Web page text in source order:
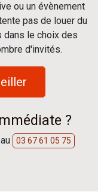
ou un évènement
pas de louer du
dans le choix des
d'invités.
?
03 67 61 05 75